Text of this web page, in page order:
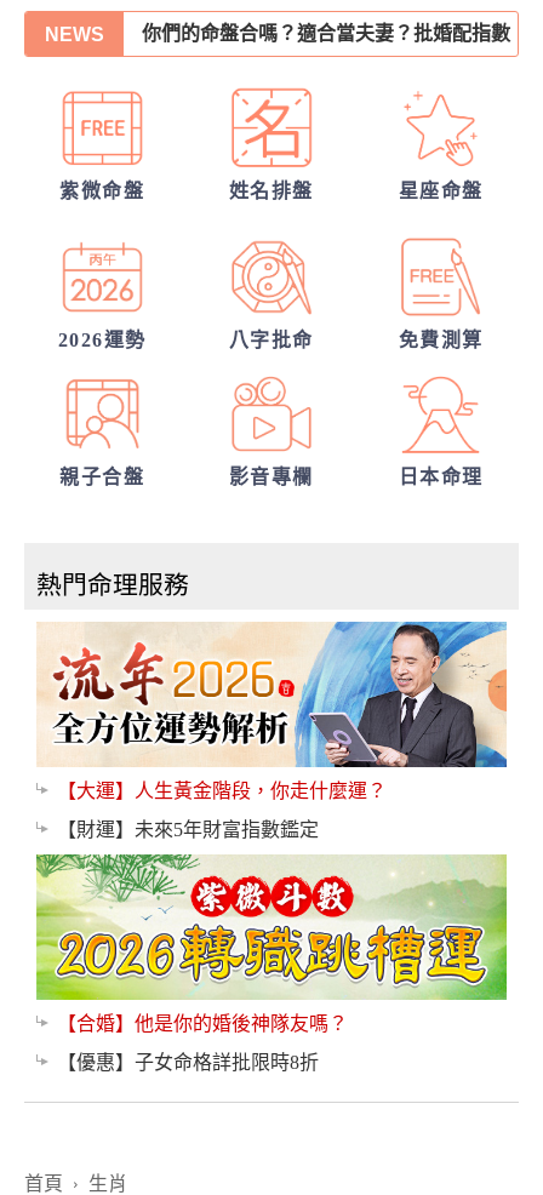
NEWS 他的異性關係全解密
另一半何時來敲門?
他會是你最終的幸福？
誰會陪我步入紅毯?
我的人生命運20解
紫微命盤 姓名排盤 星座命盤
2026運勢 八字批命 免費測算
親子合盤 影音專欄 日本命理
熱門命理服務
【大運】人生黃金階段，你走什麼運？
【財運】未來5年財富指數鑑定
【合婚】他是你的婚後神隊友嗎？
【優惠】子女命格詳批限時8折